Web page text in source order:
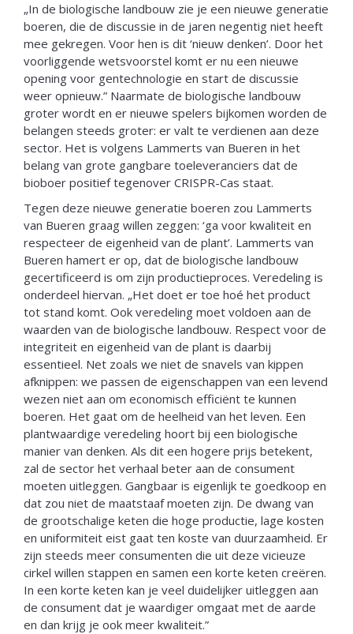
„In de biologische landbouw zie je een nieuwe generatie
boeren, die de discussie in de jaren negentig niet heeft
mee gekregen. Voor hen is dit ‘nieuw denken’. Door het
voorliggende wetsvoorstel komt er nu een nieuwe
opening voor gentechnologie en start de discussie
weer opnieuw.” Naarmate de biologische landbouw
groter wordt en er nieuwe spelers bijkomen worden de
belangen steeds groter: er valt te verdienen aan deze
sector. Het is volgens Lammerts van Bueren in het
belang van grote gangbare toeleveranciers dat de
bioboer positief tegenover CRISPR-Cas staat.
Tegen deze nieuwe generatie boeren zou Lammerts
van Bueren graag willen zeggen: ‘ga voor kwaliteit en
respecteer de eigenheid van de plant’. Lammerts van
Bueren hamert er op, dat de biologische landbouw
gecertificeerd is om zijn productieproces. Veredeling is
onderdeel hiervan. „Het doet er toe hoé het product
tot stand komt. Ook veredeling moet voldoen aan de
waarden van de biologische landbouw. Respect voor de
integriteit en eigenheid van de plant is daarbij
essentieel. Net zoals we niet de snavels van kippen
afknippen: we passen de eigenschappen van een levend
wezen niet aan om economisch efficiënt te kunnen
boeren. Het gaat om de heelheid van het leven. Een
plantwaardige veredeling hoort bij een biologische
manier van denken. Als dit een hogere prijs betekent,
zal de sector het verhaal beter aan de consument
moeten uitleggen. Gangbaar is eigenlijk te goedkoop en
dat zou niet de maatstaaf moeten zijn. De dwang van
de grootschalige keten die hoge productie, lage kosten
en uniformiteit eist gaat ten koste van duurzaamheid. Er
zijn steeds meer consumenten die uit deze vicieuze
cirkel willen stappen en samen een korte keten creëren.
In een korte keten kan je veel duidelijker uitleggen aan
de consument dat je waardiger omgaat met de aarde
en dan krijg je ook meer kwaliteit.”